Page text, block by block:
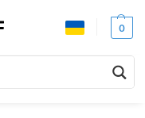
0